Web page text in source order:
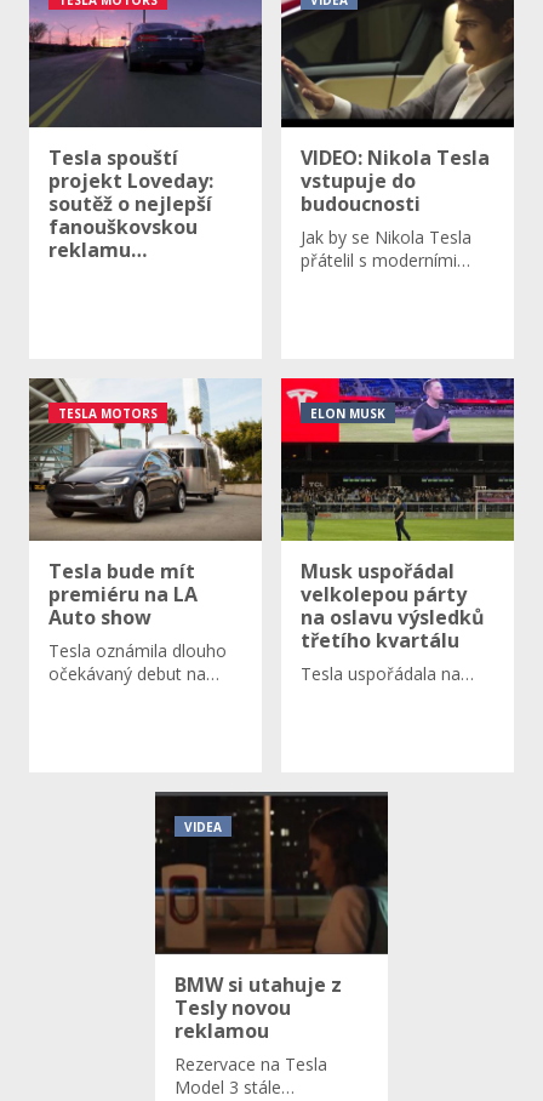
Tesla spouští
projekt Loveday:
soutěž o nejlepší
fanouškovskou
reklamu…
VIDEO: Nikola Tesla
vstupuje do
budoucnosti
Jak by se Nikola Tesla
přátelil s moderními…
TESLA MOTORS
Tesla bude mít
premiéru na LA
Auto show
Tesla oznámila dlouho
očekávaný debut na…
ELON MUSK
Musk uspořádal
velkolepou párty
na oslavu výsledků
třetího kvartálu
Tesla uspořádala na…
VIDEA
BMW si utahuje z
Tesly novou
reklamou
Rezervace na Tesla
Model 3 stále…